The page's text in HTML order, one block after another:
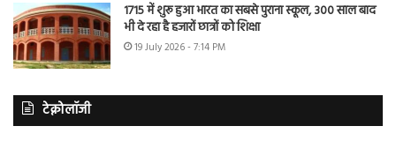
1715 में शुरू हुआ भारत का सबसे पुराना स्कूल, 300 साल बाद
भी दे रहा है हजारों छात्रों को शिक्षा
19 July 2026 - 7:14 PM
टेक्नोलॉजी